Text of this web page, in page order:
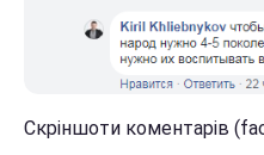
Скріншоти коментарів